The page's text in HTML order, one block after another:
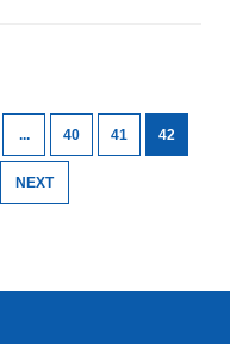
... 40 41 42
NEXT